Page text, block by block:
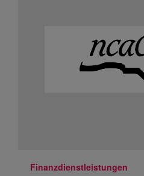
Finanzdienstleistungen